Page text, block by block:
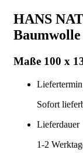
HANS
Maße 100 x
Liefertermin
Sofort
Lieferdauer
1-2